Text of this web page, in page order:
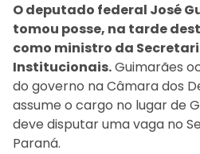
O deputado federal José
tomou posse, na tarde
como ministro da
Institucionais.Guimarães
do governo na Câmara dos
assume o cargo no lugar de
deve disputar uma vaga no
Paraná.